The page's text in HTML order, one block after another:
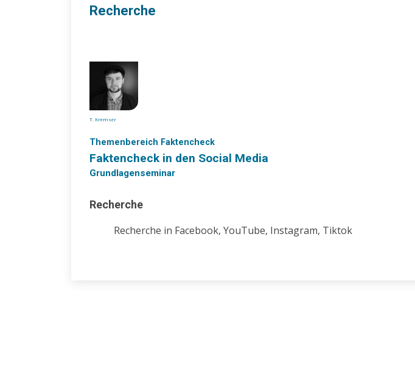
Recherche
T. Kremser
Themenbereich Faktencheck
Faktencheck in den Social Media
Grundlagenseminar
Recherche
Recherche in Facebook, YouTube, Instagram, Tiktok